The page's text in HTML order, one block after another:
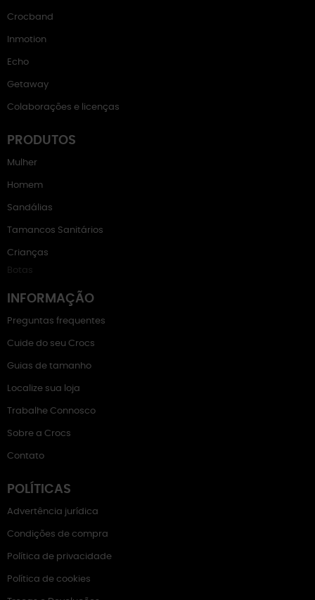
Crocband
Inmotion
Echo
Getaway
Colaborações e licenças
PRODUTOS
Mulher
Homem
Sandálias
Tamancos Sanitários
Crianças
Botas
INFORMAÇÃO
Preguntas frequentes
Cuide do seu Crocs
Guias de tamanho
Localize sua loja
Trabalhe Connosco
Sobre a Crocs
Contato
POLÍTICAS
Advertência jurídica
Condições de compra
Política de privacidade
Política de cookies